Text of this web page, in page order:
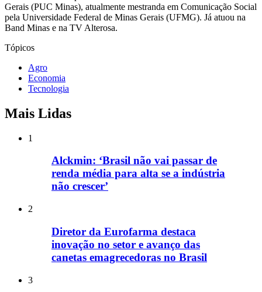
Gerais (PUC Minas), atualmente mestranda em Comunicação Social
pela Universidade Federal de Minas Gerais (UFMG). Já atuou na
Band Minas e na TV Alterosa.
Tópicos
Agro
Economia
Tecnologia
Mais Lidas
1
Alckmin: ‘Brasil não vai passar de
renda média para alta se a indústria
não crescer’
2
Diretor da Eurofarma destaca
inovação no setor e avanço das
canetas emagrecedoras no Brasil
3